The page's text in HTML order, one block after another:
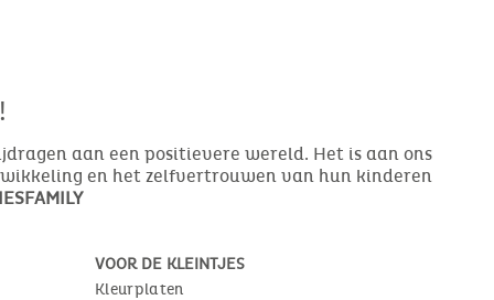
aan een positievere wereld. Het is aan ons
en het zelfvertrouwen van hun kinderen
VOOR DE KLEINTJES
Kleurplaten